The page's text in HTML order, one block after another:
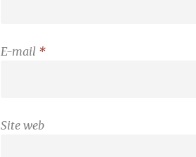
E-mail *
Site web